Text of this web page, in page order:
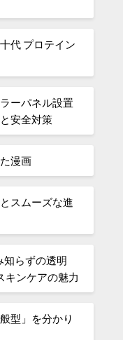
代 プロテイン
ーパネル設置
安全対策
漫画
スムーズな進
知らずの透明
キンケアの魅力
型」を分かり